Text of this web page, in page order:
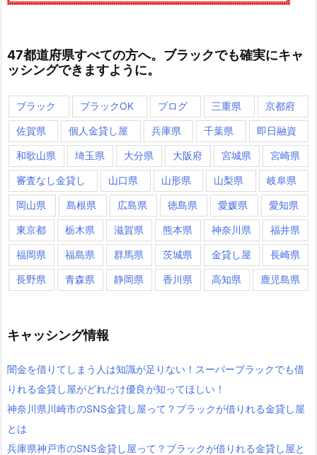
47都道府県すべての方へ。ブラックでも確実にキャ
ッシングできますように。
ブラック ブラックOK ブログ 三重県 京都府
佐賀県 個人金貸し屋 兵庫県 千葉県 即日融資
和歌山県 埼玉県 大分県 大阪府 宮城県 宮崎県
審査なし金貸し 山口県 山形県 山梨県 岐阜県
岡山県 島根県 広島県 徳島県 愛媛県 愛知県
東京都 栃木県 滋賀県 熊本県 神奈川県 福井県
福岡県 福島県 群馬県 茨城県 金貸し屋 長崎県
長野県 青森県 静岡県 香川県 高知県 鹿児島県
キャッシング情報
闇金を借りてしまう人は知識が足りない！スーパーブラックでも借
りれる金貸し屋がどれだけ優良が知ってほしい！
神奈川県川崎市のSNS金貸し屋って？ブラックが借りれる金貸し屋
とは
兵庫県神戸市のSNS金貸し屋って？ブラックが借りれる金貸し屋と